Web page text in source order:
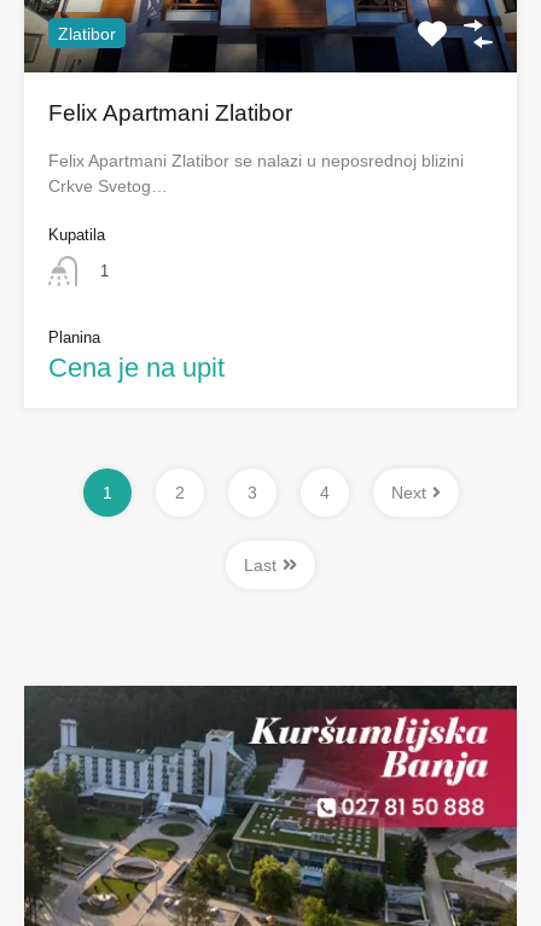
Zlatibor
Felix Apartmani Zlatibor
Felix Apartmani Zlatibor se nalazi u neposrednoj blizini
Crkve Svetog…
Kupatila
1
Planina
Cena je na upit
1 2 3 4 Next
Last